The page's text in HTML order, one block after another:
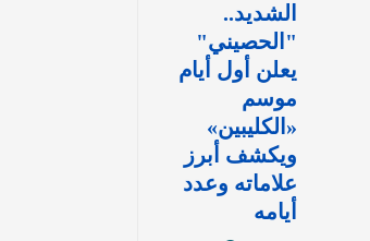
الشديد..
"الحصيني"
يعلن أول أيام
موسم
«الكليبين»
ويكشف أبرز
علاماته وعدد
أيامه